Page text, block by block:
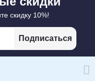
скидку 10%!
Подписаться